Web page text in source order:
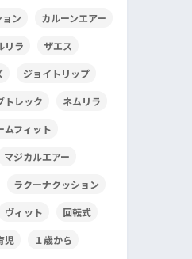
ン カルーンエアー
リラ ザエス
ジョイトリップ
トレック ネムリラ
ムフィット
マジカルエアー
ラクーナクッション
ヴィット 回転式
児 １歳から